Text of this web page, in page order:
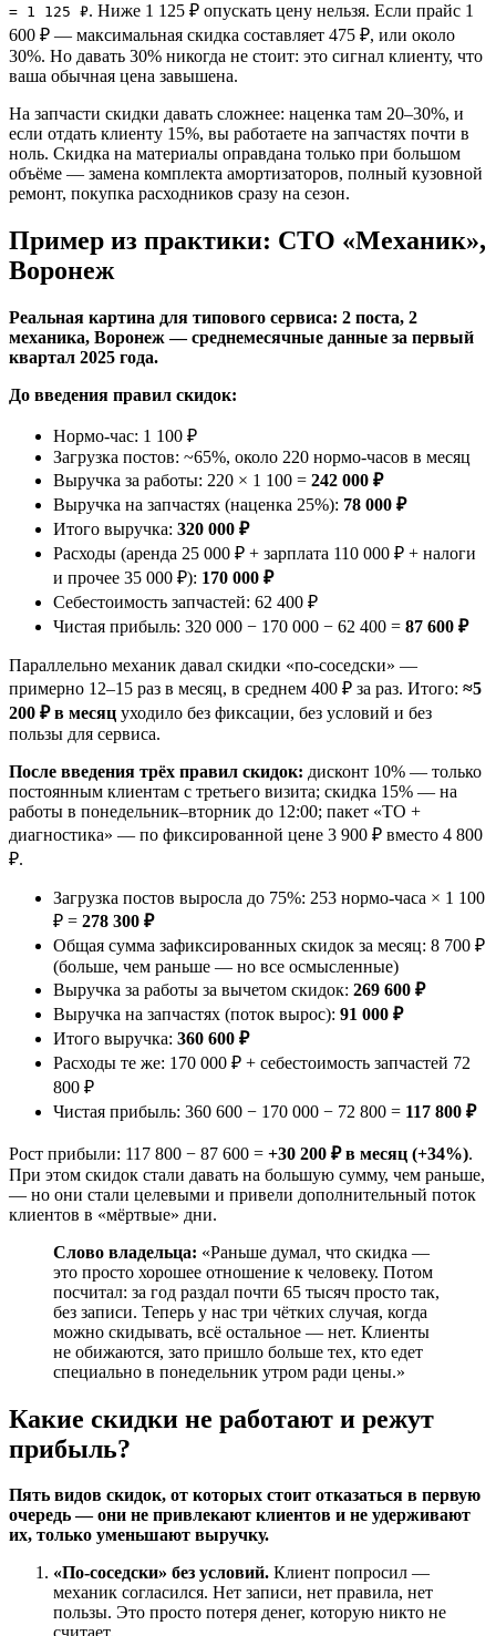
= 1 125 ₽. Ниже 1 125 ₽ опускать цену нельзя. Если прайс 1
600 ₽ — максимальная скидка составляет 475 ₽, или около
30%. Но давать 30% никогда не стоит: это сигнал клиенту, что
ваша обычная цена завышена.
На запчасти скидки давать сложнее: наценка там 20–30%, и
если отдать клиенту 15%, вы работаете на запчастях почти в
ноль. Скидка на материалы оправдана только при большом
объёме — замена комплекта амортизаторов, полный кузовной
ремонт, покупка расходников сразу на сезон.
Пример из практики: СТО «Механик»,
Воронеж
Реальная картина для типового сервиса: 2 поста, 2
механика, Воронеж — среднемесячные данные за первый
квартал 2025 года.
До введения правил скидок:
Нормо-час: 1 100 ₽
Загрузка постов: ~65%, около 220 нормо-часов в месяц
Выручка за работы: 220 × 1 100 = 242 000 ₽
Выручка на запчастях (наценка 25%): 78 000 ₽
Итого выручка: 320 000 ₽
Расходы (аренда 25 000 ₽ + зарплата 110 000 ₽ + налоги
и прочее 35 000 ₽): 170 000 ₽
Себестоимость запчастей: 62 400 ₽
Чистая прибыль: 320 000 − 170 000 − 62 400 = 87 600 ₽
Параллельно механик давал скидки «по-соседски» —
примерно 12–15 раз в месяц, в среднем 400 ₽ за раз. Итого: ≈5
200 ₽ в месяц уходило без фиксации, без условий и без
пользы для сервиса.
После введения трёх правил скидок: дисконт 10% — только
постоянным клиентам с третьего визита; скидка 15% — на
работы в понедельник–вторник до 12:00; пакет «ТО +
диагностика» — по фиксированной цене 3 900 ₽ вместо 4 800
₽.
Загрузка постов выросла до 75%: 253 нормо-часа × 1 100
₽ = 278 300 ₽
Общая сумма зафиксированных скидок за месяц: 8 700 ₽
(больше, чем раньше — но все осмысленные)
Выручка за работы за вычетом скидок: 269 600 ₽
Выручка на запчастях (поток вырос): 91 000 ₽
Итого выручка: 360 600 ₽
Расходы те же: 170 000 ₽ + себестоимость запчастей 72
800 ₽
Чистая прибыль: 360 600 − 170 000 − 72 800 = 117 800 ₽
Рост прибыли: 117 800 − 87 600 = +30 200 ₽ в месяц (+34%).
При этом скидок стали давать на большую сумму, чем раньше,
— но они стали целевыми и привели дополнительный поток
клиентов в «мёртвые» дни.
Слово владельца: «Раньше думал, что скидка —
это просто хорошее отношение к человеку. Потом
посчитал: за год раздал почти 65 тысяч просто так,
без записи. Теперь у нас три чётких случая, когда
можно скидывать, всё остальное — нет. Клиенты
не обижаются, зато пришло больше тех, кто едет
специально в понедельник утром ради цены.»
Какие скидки не работают и режут
прибыль?
Пять видов скидок, от которых стоит отказаться в первую
очередь — они не привлекают клиентов и не удерживают
их, только уменьшают выручку.
«По-соседски» без условий. Клиент попросил —
механик согласился. Нет записи, нет правила, нет
пользы. Это просто потеря денег, которую никто не